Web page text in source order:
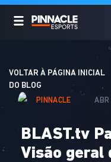
VOLTAR À PÁGINA INICIAL
DO BLOG
PINNACLE
BLAST.tv
Visão geral